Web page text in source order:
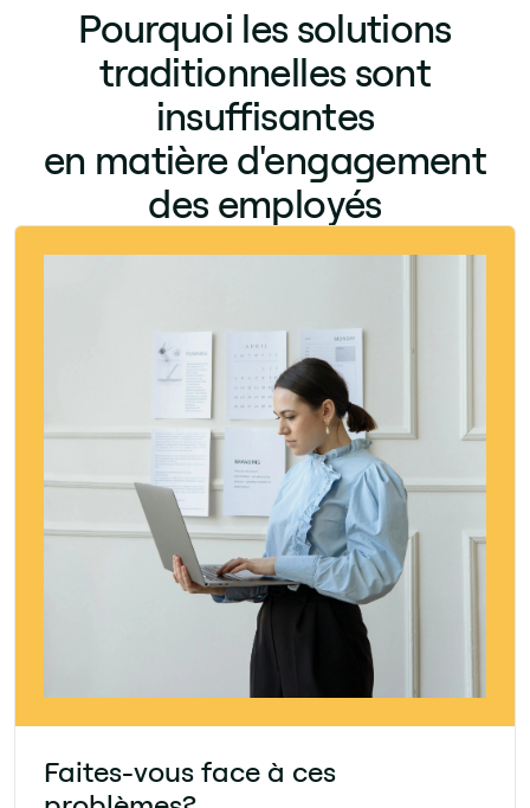
Pourquoi les solutions
traditionnelles sont
insuffisantes
en matière d'engagement
des employés
Faites-vous face à ces